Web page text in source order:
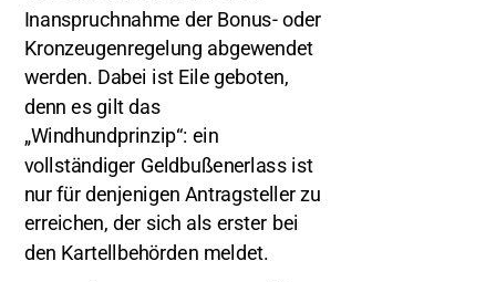
Inanspruchnahme der Bonus- oder
Kronzeugenregelung abgewendet
werden. Dabei ist Eile geboten,
denn es gilt das
„Windhundprinzip“: ein
vollständiger Geldbußenerlass ist
nur für denjenigen Antragsteller zu
erreichen, der sich als erster bei
den Kartellbehörden meldet.